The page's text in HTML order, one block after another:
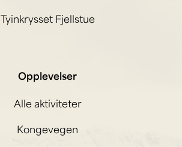
Tyinkrysset Fjellstue
Opplevelser
Alle aktiviteter
Kongevegen